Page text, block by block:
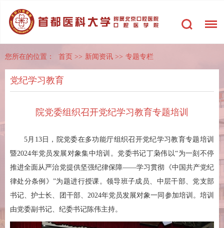
您所在的位置： 首页 >> 新闻资讯 >> 专题专栏
党纪学习教育
院党委组织召开党纪学习教育专题培训
5月13日，院党委在多功能厅组织召开党纪学习教育专题培训
暨2024年党员发展对象集中培训。党委书记丁枭伟以“为一刻不停
推进全面从严治党提供坚强纪律保障——学习贯彻《中国共产党纪
律处分条例》”为题进行授课。领导班子成员、中层干部、党支部
书记、护士长、团干部、2024年党员发展对象一同参加培训。培训
由党委副书记、纪委书记陈伟主持。